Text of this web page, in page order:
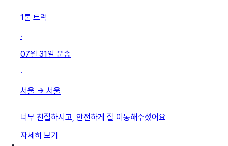
1톤 트럭
·
07월 31일 운송
·
서울 → 서울
너무 친절하시고, 안전하게 잘 이동해주셨어요
자세히 보기